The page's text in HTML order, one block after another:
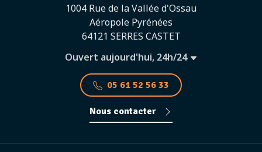
1004 Rue de la Vallée d'Ossau
Aéropole Pyrénées
64121 SERRES CASTET
Ouvert aujourd'hui, 24h/24
05 61 52 56 33
Nous contacter